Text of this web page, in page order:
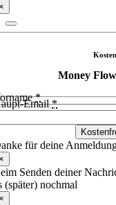
Money
*
Email*
für deine
Senden deiner
(später) nochmal